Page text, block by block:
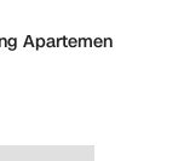
Apartemen